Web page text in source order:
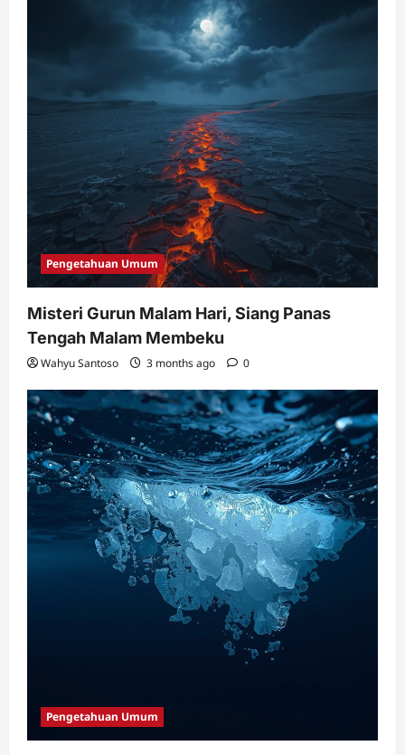
Pengetahuan Umum
Misteri Gurun Malam Hari, Siang Panas
Tengah Malam Membeku
Wahyu Santoso 3 months ago 0
Pengetahuan Umum